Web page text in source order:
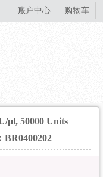
账户中心 购物车
µl, 50000 Units
BR0400202